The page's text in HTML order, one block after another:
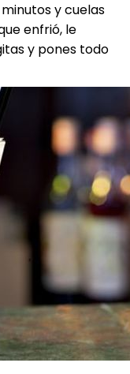
y cuelas
enfrió, le
y pones todo